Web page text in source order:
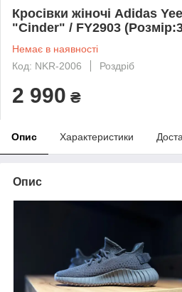
Кросівки жіночі Adidas
"Cinder" / FY2903
Немає в наявності
Код: NKR-2006
Роздріб
2 990 ₴
Опис Характеристики
Опис